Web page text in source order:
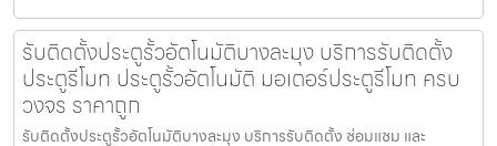
รับติดตั้งประตูรั้วอัตโนมัติบางละมุง บริการรับติดตั้ง
ประตูรีโมท ประตูรั้วอัตโนมัติ มอเตอร์ประตูรีโมท ครบ
วงจร ราคาถูก
รับติดตั้งประตูรั้วอัตโนมัติบางละมุง บริการรับติดตั้ง ซ่อมแซม และ